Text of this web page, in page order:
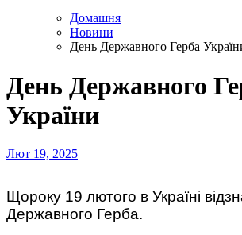
Домашня
Новини
День Державного Герба
День Державного
України
Лют 19, 2025
Щороку 19 лютого в Україні відзначається День
Державного Герба.